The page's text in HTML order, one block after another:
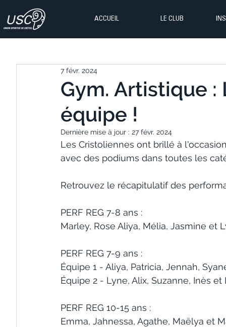
ACCUEIL LE CLUB
Gym. Artistique
équipe !
7 févr. 2024
Dernière mise à jour : 27 févr. 2024
Les Cristoliennes ont brillé à
avec des podiums dans toutes les
Retrouvez le récapitulatif des
PERF REG 7-8 ans :
Marley, Rose Aliya, Mélia, Jasmine et
PERF REG 7-9 ans :
Équipe 1 - Aliya, Patricia, Jennah,
Équipe 2 - Lyne, Alix, Suzanne, Inès
PERF REG 10-15 ans :
Emma, Jahnessa, Agathe, Maëlya et